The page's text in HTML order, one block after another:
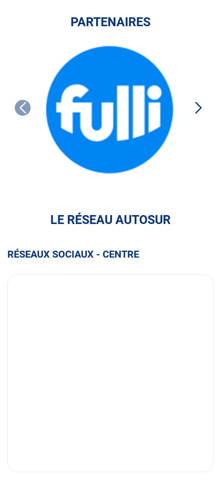
PARTENAIRES
LE RÉSEAU AUTOSUR
RÉSEAUX SOCIAUX - CENTRE